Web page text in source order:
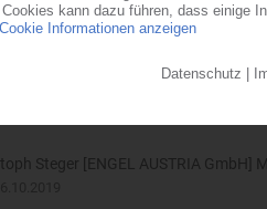
Steger [ENGEL AUSTRIA GmbH]